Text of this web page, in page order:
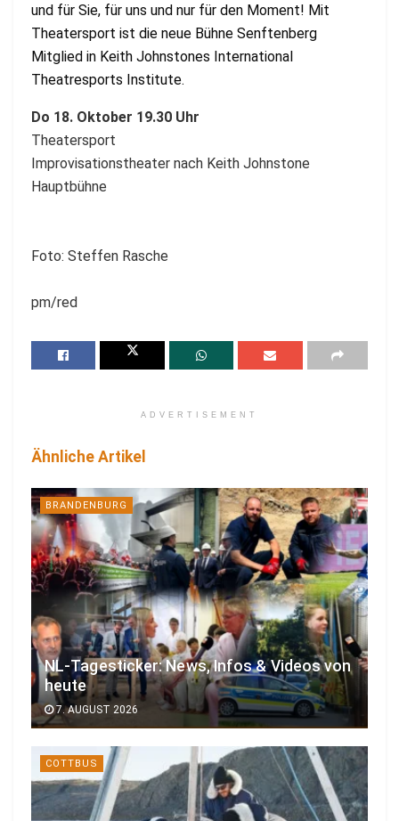
und für Sie, für uns und nur für den Moment! Mit
Theatersport ist die neue Bühne Senftenberg
Mitglied in Keith Johnstones International
Theatresports Institute.
Do 18. Oktober 19.30 Uhr
Theatersport
Improvisationstheater nach Keith Johnstone
Hauptbühne
Foto: Steffen Rasche
pm/red
ADVERTISEMENT
Ähnliche Artikel
BRANDENBURG
NL-Tagesticker: News, Infos & Videos von
heute
7. AUGUST 2026
COTTBUS